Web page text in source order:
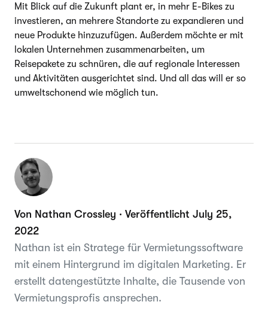
Mit Blick auf die Zukunft plant er, in mehr E-Bikes zu
investieren, an mehrere Standorte zu expandieren und
neue Produkte hinzuzufügen. Außerdem möchte er mit
lokalen Unternehmen zusammenarbeiten, um
Reisepakete zu schnüren, die auf regionale Interessen
und Aktivitäten ausgerichtet sind. Und all das will er so
umweltschonend wie möglich tun.
Von Nathan Crossley · Veröffentlicht July 25,
2022
Nathan ist ein Stratege für Vermietungssoftware
mit einem Hintergrund im digitalen Marketing. Er
erstellt datengestützte Inhalte, die Tausende von
Vermietungsprofis ansprechen.